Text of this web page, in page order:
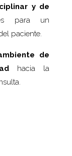
y de
para un
paciente.
de
hacia la